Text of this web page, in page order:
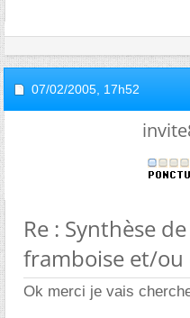
07/02/2005, 17h52
Re : Synthèse
framboise et/ou
Ok merci je vais